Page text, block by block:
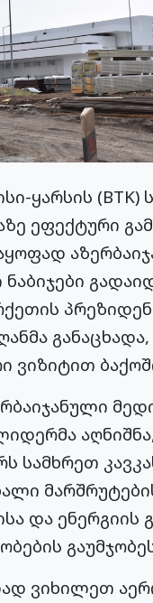
ყარსის (BTK)
ეფექტური
ვიზიტით
სამხრეთ
და ენერგიის
ვიხილეთ